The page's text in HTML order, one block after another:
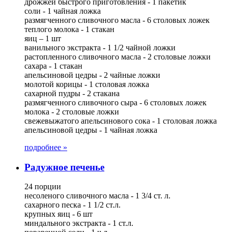
соли - 1 чайная ложка
размягченного сливочного масла - 6 столовых ложек
теплого молока - 1 стакан
яиц – 1 шт
ванильного экстракта - 1 1/2 чайной ложки
растопленного сливочного масла - 2 столовые ложки
сахара - 1 стакан
апельсиновой цедры - 2 чайные ложки
молотой корицы - 1 столовая ложка
сахарной пудры - 2 стакана
размягченного сливочного сыра - 6 столовых ложек
молока - 2 столовые ложки
свежевыжатого апельсинового сока - 1 столовая ложка
апельсиновой цедры - 1 чайная ложка
подробнее »
Радужное печенье
24 порции
несоленого сливочного масла - 1 3/4 ст. л.
сахарного песка - 1 1/2 ст.л.
крупных яиц - 6 шт
миндального экстракта - 1 ст.л.